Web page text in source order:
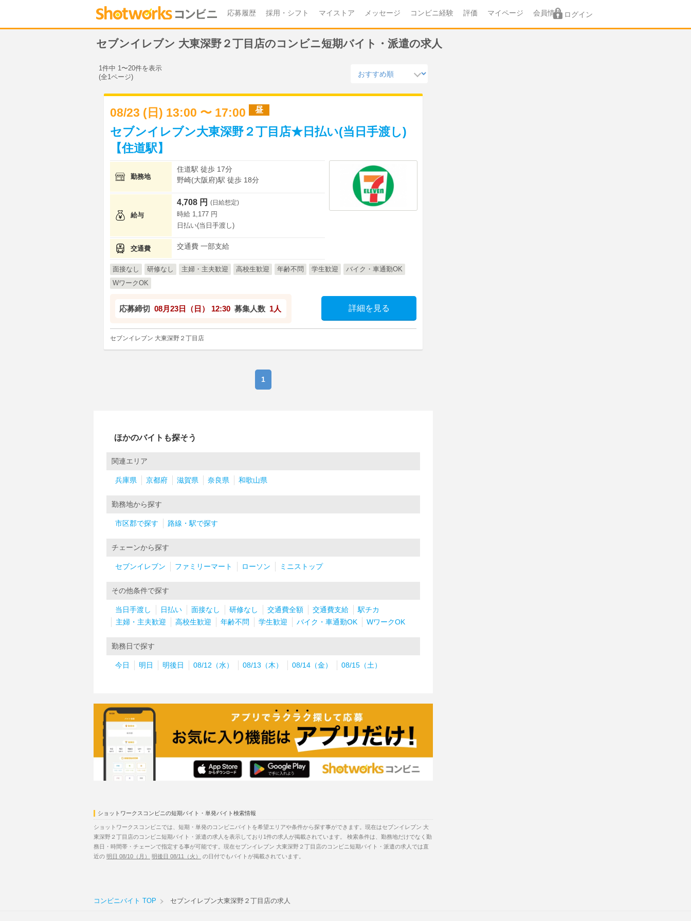
応募履歴 採用・シフト マイストア メッセージ コンビニ経験 評価 マイページ 会員情報 ログイン
セブンイレブン 大東深野２丁目店のコンビニ短期バイト・派遣の求人
1件中 1〜20件を表示
(全1ページ)
08/23 (日) 13:00 〜 17:00 昼
セブンイレブン大東深野２丁目店★日払い(当日手渡し)
【住道駅】
勤務地
住道駅 徒歩 17分
野崎(大阪府)駅 徒歩 18分
給与
4,708 円 (日給想定)
時給 1,177 円
日払い(当日手渡し)
交通費 交通費 一部支給
面接なし 研修なし 主婦・主夫歓迎 高校生歓迎 年齢不問 学生歓迎
バイク・車通勤OK
WワークOK
応募締切 08月23日（日） 12:30 募集人数 1人 詳細を見る
セブンイレブン 大東深野２丁目店
1
ほかのバイトも探そう
関連エリア
兵庫県 京都府 滋賀県 奈良県 和歌山県
勤務地から探す
市区郡で探す 路線・駅で探す
チェーンから探す
セブンイレブン ファミリーマート ローソン ミニストップ
その他条件で探す
当日手渡し 日払い 面接なし 研修なし 交通費全額 交通費支給
駅チカ
主婦・主夫歓迎
高校生歓迎 年齢不問 学生歓迎 バイク・車通勤OK WワークOK
勤務日で探す
今日 明日 明後日 08/12（水） 08/13（木） 08/14（金） 08/15（土）
ショットワークスコンビニの短期バイト・単発バイト検索情報
ショットワークスコンビニでは、短期・単発のコンビニバイトを希望エリアや条件から探す事ができます。現在はセブンイレブン 大
東深野２丁目店のコンビニ短期バイト・派遣の求人を表示しており1件の求人が掲載されています。 検索条件は、勤務地だけでなく勤
務日・時間帯・チェーンで指定する事が可能です。現在セブンイレブン 大東深野２丁目店のコンビニ短期バイト・派遣の求人では直
近の 明日 08/10（月） 明後日 08/11（火） の日付でもバイトが掲載されています。
コンビニバイト TOP セブンイレブン大東深野２丁目店の求人